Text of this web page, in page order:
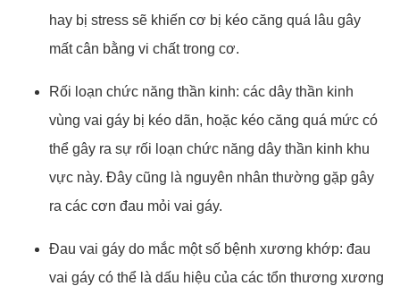
hay bị stress sẽ khiến cơ bị kéo căng quá lâu gây
mất cân bằng vi chất trong cơ.
Rối loạn chức năng thần kinh: các dây thần kinh
vùng vai gáy bị kéo dãn, hoặc kéo căng quá mức có
thể gây ra sự rối loạn chức năng dây thần kinh khu
vực này. Đây cũng là nguyên nhân thường gặp gây
ra các cơn đau mỏi vai gáy.
Đau vai gáy do mắc một số bệnh xương khớp: đau
vai gáy có thể là dấu hiệu của các tổn thương xương